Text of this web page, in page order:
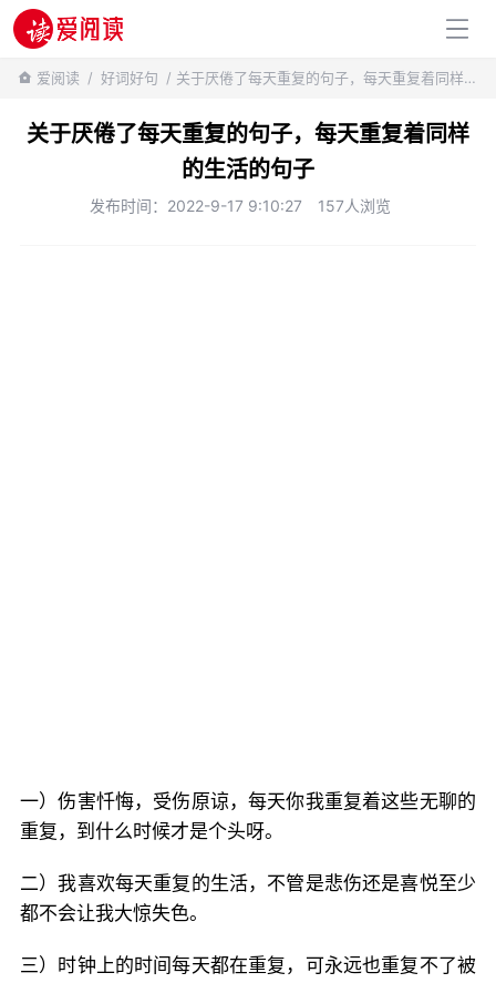
百科知识
爱阅读 / 好词好句 / 关于厌倦了每天重复的句子，每天重复着同样的生活的句子
关于厌倦了每天重复的句子，每天重复着同样
的生活的句子
发布时间：2022-9-17 9:10:27 157人浏览
一）伤害忏悔，受伤原谅，每天你我重复着这些无聊的
重复，到什么时候才是个头呀。
二）我喜欢每天重复的生活，不管是悲伤还是喜悦至少
都不会让我大惊失色。
三）时钟上的时间每天都在重复，可永远也重复不了被